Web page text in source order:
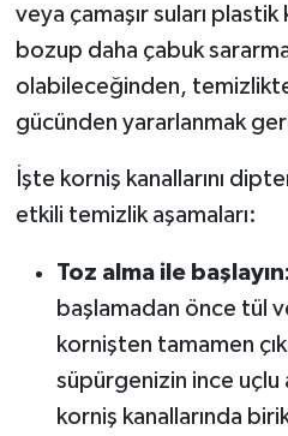
veya çamaşır suları plastik
bozup daha çabuk
olabileceğinden,
gücünden yararlanmak
İşte korniş kanallarını
etkili temizlik aşamaları:
Toz alma ile
başlamadan önce tül
kornişten tamamen
süpürgenizin ince uçlu
korniş kanallarında